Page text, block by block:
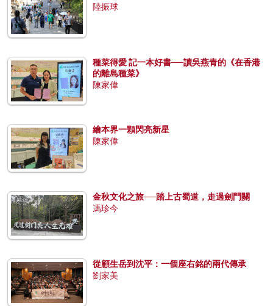
陸振球
種菜得愛 記一本好書──讀吳燕青的《在香港
的離島種菜》
陳家偉
繪本界一顆閃亮新星
陳家偉
金秋文化之旅──踏上古蜀道，走過劍門關
馮珍今
從顧生岳到沈平：一個座右銘的兩代傳承
劉家美